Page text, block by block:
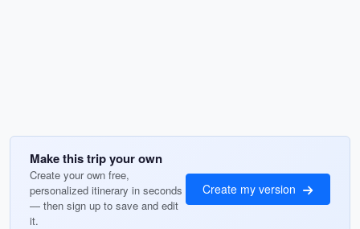
Make this trip your own
Create your own free,
personalized itinerary in seconds
— then sign up to save and edit
it.
Create my version